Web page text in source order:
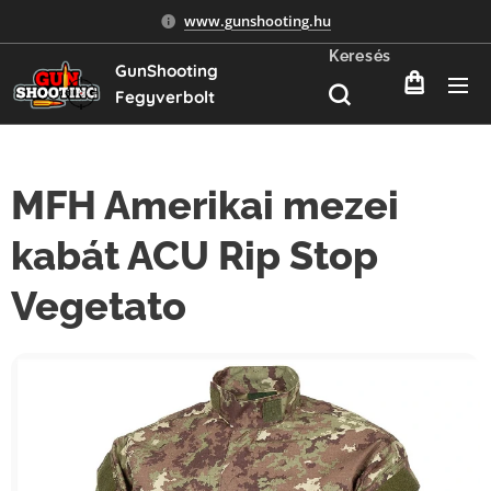
www.gunshooting.hu
GunShooting
Fegyverbolt
Keresés
MFH Amerikai mezei
kabát ACU Rip Stop
Vegetato